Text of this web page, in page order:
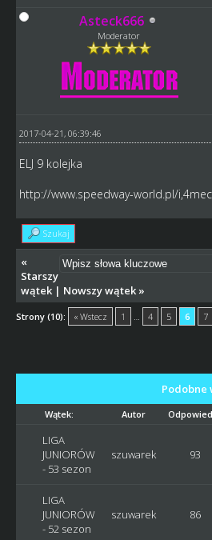
Asteck666
Moderator
2017-04-21, 06:39:46
ELJ 9 kolejka
http://www.speedway-world.pl/
Szukaj
«
Starszy
wątek| Nowszy wątek»
Strony (10): « Wstecz 1 4 5 6 7
Wątek: Autor
LIGA
JUNIORÓW
- 53 sezon
szuwarek 93
LIGA
JUNIORÓW
- 52 sezon
szuwarek 86